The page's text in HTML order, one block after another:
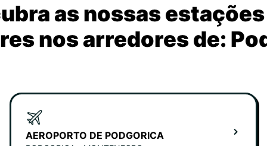
as nossas
nos arredores de:
AEROPORTO DE PODGORICA